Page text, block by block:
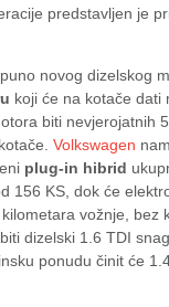
predstavljen je
novog dizelskog
koji će na kotače dati
biti nevjerojatnih
Volkswagen
plug-in hibrid
156 KS, dok će
vožnje, bez
dizelski 1.6 TDI
ponudu činit će